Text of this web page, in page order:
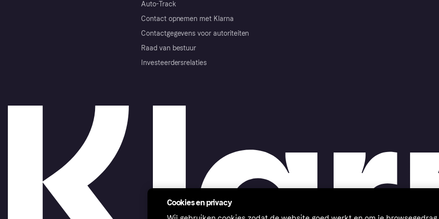
Auto-Track
Contact opnemen met Klarna
Contactgegevens voor autoriteiten
Raad van bestuur
Investeerdersrelaties
Cookies en privacy